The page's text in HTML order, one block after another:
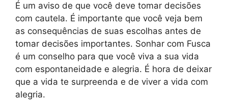
É um aviso de que você deve tomar decisões
com cautela. É importante que você veja bem
as consequências de suas escolhas antes de
tomar decisões importantes. Sonhar com Fusca
é um conselho para que você viva a sua vida
com espontaneidade e alegria. É hora de deixar
que a vida te surpreenda e de viver a vida com
alegria.